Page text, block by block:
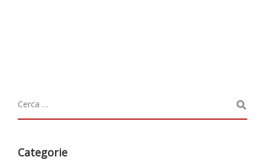
Categorie